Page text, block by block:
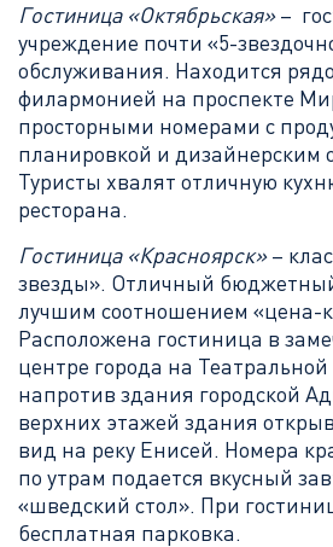
Гостиница «Октябрьская»–
учреждение почти «5-
обслуживания. Находится
филармонией на проспекте
просторными номерами с
планировкой и дизайнерским
Туристы хвалят отличную
ресторана.
Гостиница «Красноярск»–
звезды». Отличный
лучшим соотношением «цена-
Расположена гостиница в
центре города на
напротив здания городской
верхних этажей здания
вид на реку Енисей. Номера
по утрам подается вкусный
«шведский стол». При
бесплатная парковка.